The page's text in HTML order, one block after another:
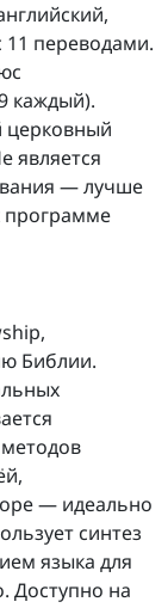
11 переводами.
каждый).
церковный
является
— лучше
программе
Библии.
— идеально
синтез
языка для
Доступно на